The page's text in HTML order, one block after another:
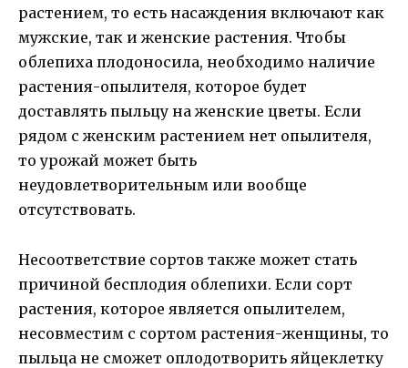
растением, то есть насаждения включают как
мужские, так и женские растения. Чтобы
облепиха плодоносила, необходимо наличие
растения-опылителя, которое будет
доставлять пыльцу на женские цветы. Если
рядом с женским растением нет опылителя,
то урожай может быть
неудовлетворительным или вообще
отсутствовать.
Несоответствие сортов также может стать
причиной бесплодия облепихи. Если сорт
растения, которое является опылителем,
несовместим с сортом растения-женщины, то
пыльца не сможет оплодотворить яйцеклетку